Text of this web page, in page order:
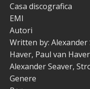
Casa discografica
EMI
Autori
Written by: Alexander
Haver, Paul van
Alexander Seaver,
Genere